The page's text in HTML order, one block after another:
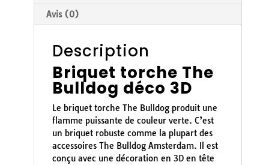
Avis (0)
Description
Briquet torche The
Bulldog déco 3D
Le briquet torche The Bulldog produit une
flamme puissante de couleur verte. C’est
un briquet robuste comme la plupart des
accessoires The Bulldog Amsterdam. Il est
conçu avec une décoration en 3D en tête